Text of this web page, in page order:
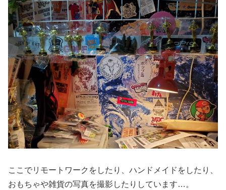
ここでリモートワークをしたり、ハンドメイドをしたり、
おもちゃや雑貨の写真を撮影したりしています…。